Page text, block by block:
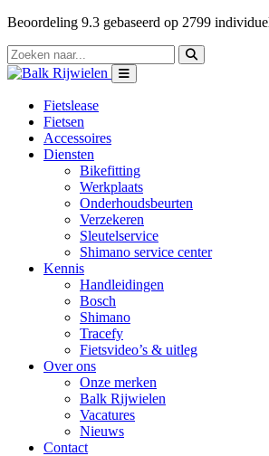
Beoordeling 9.3 gebaseerd op 2799
Fietslease
Fietsen
Accessoires
Diensten
Bikefitting
Werkplaats
Onderhoudsbeurten
Verzekeren
Sleutelservice
Shimano service center
Kennis
Handleidingen
Bosch
Shimano
Tracefy
Fietsvideo’s & uitleg
Over ons
Onze merken
Balk Rijwielen
Vacatures
Nieuws
Contact